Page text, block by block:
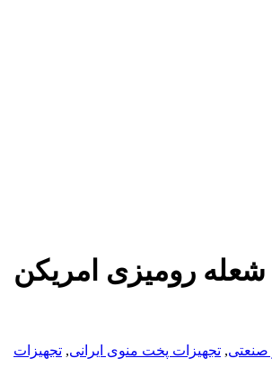
اجاق گاز 6 شعله رومیزی امریکن
صنعتی, تجهیزات پخت منوی ایرانی, تجهیزات